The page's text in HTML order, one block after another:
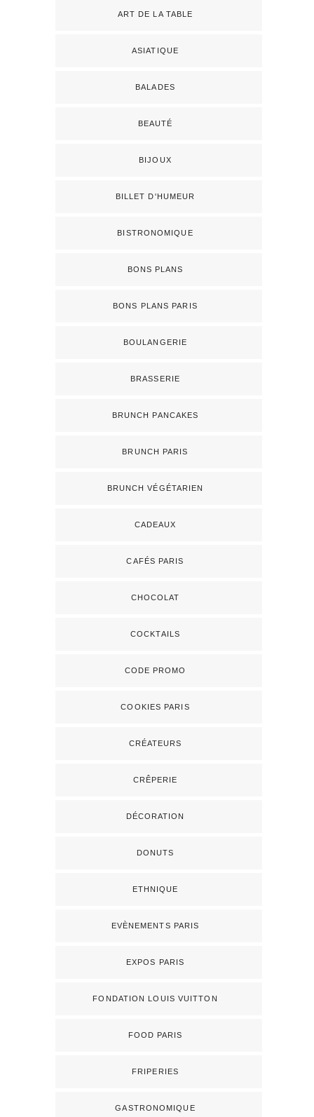
ART DE LA TABLE
ASIATIQUE
BALADES
BEAUTÉ
BIJOUX
BILLET D'HUMEUR
BISTRONOMIQUE
BONS PLANS
BONS PLANS PARIS
BOULANGERIE
BRASSERIE
BRUNCH PANCAKES
BRUNCH PARIS
BRUNCH VÉGÉTARIEN
CADEAUX
CAFÉS PARIS
CHOCOLAT
COCKTAILS
CODE PROMO
COOKIES PARIS
CRÉATEURS
CRÊPERIE
DÉCORATION
DONUTS
ETHNIQUE
EVÈNEMENTS PARIS
EXPOS PARIS
FONDATION LOUIS VUITTON
FOOD PARIS
FRIPERIES
GASTRONOMIQUE